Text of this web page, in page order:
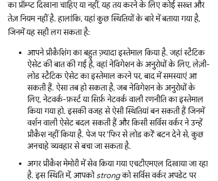
का प्रॉम्प्ट दिखाना चाहिए या नहीं, यह तय करने के लिए कोई सख्त और
तेज़ नियम नहीं है. हालांकि, यहां कुछ स्थितियों के बारे में बताया गया है,
जिनमें यह सही लग सकता है:
आपने प्रीकैशिंग का बहुत ज़्यादा इस्तेमाल किया है. जहां स्टैटिक
ऐसेट की बात की गई है, वहां नेविगेशन के अनुरोधों के लिए, लेज़ी-
लोड स्टैटिक ऐसेट का इस्तेमाल करने पर, बाद में समस्याएं आ
सकती हैं. ऐसा तब हो सकता है, जब नेविगेशन के अनुरोधों के
लिए, नेटवर्क-फ़र्स्ट या सिर्फ़ नेटवर्क वाली रणनीति का इस्तेमाल
किया गया हो. इसकी वजह से ऐसी स्थितियां बन सकती हैं जिनमें
वर्शन वाली ऐसेट बदल सकती हैं और किसी सर्विस वर्कर ने उन्हें
प्रीकैश नहीं किया है. पेज पर 'फिर से लोड करें' बटन देने से, कुछ
अनचाहे व्यवहार से बचा जा सकता है.
अगर प्रीकैश मेमोरी में सेव किया गया एचटीएमएल दिखाया जा रहा
है. इस स्थिति में, आपको strongको सर्विस वर्कर अपडेट पर